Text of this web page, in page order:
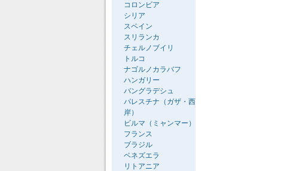
コロンビア
シリア
スペイン
スリランカ
チェルノブイリ
トルコ
ナゴルノカラバフ
ハンガリー
バングラデシュ
パレスチナ（ガザ・西
岸）
ビルマ（ミャンマー）
フランス
ブラジル
ベネズエラ
リトアニア